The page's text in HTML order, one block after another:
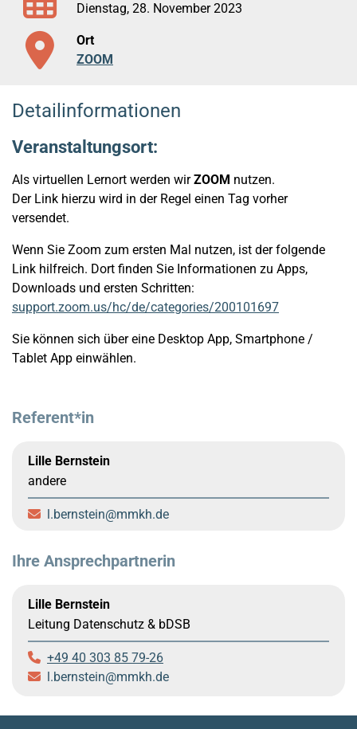
Dienstag, 28. November 2023
Ort
ZOOM
Detailinformationen
Veranstaltungsort:
Als virtuellen Lernort werden wirZOOM nutzen.
Der Link hierzu wird in der Regel einen Tag vorher
versendet.
Wenn Sie Zoom zum ersten Mal nutzen, ist der folgende
Link hilfreich. Dort finden Sie Informationen zu Apps,
Downloads und ersten Schritten:
support.zoom.us/hc/de/categories/200101697
Sie können sich über eine Desktop App, Smartphone /
Tablet App einwählen.
Referent*in
Lille Bernstein
andere
l.bernstein mmkh.de
Ihre Ansprechpartnerin
Lille Bernstein
Leitung Datenschutz & bDSB
+49 40 303 85 79-26
l.bernstein
mmkh.de